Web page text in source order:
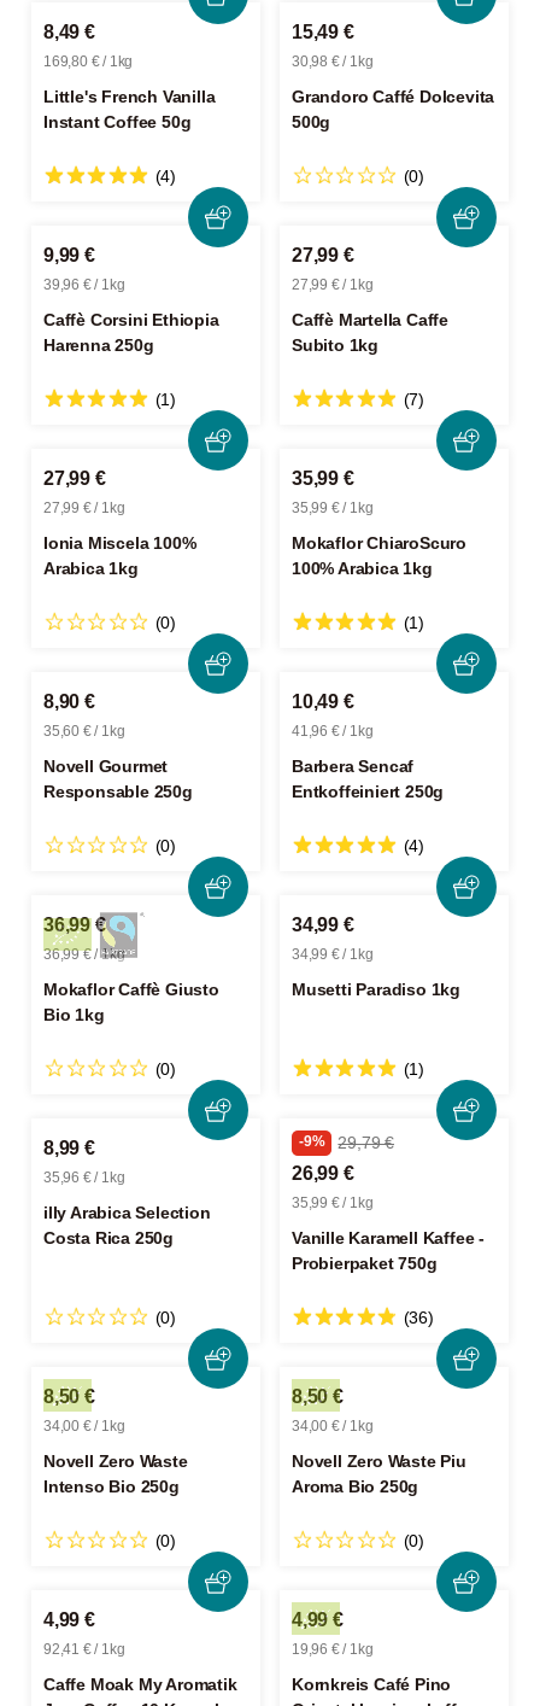
8,49 €
169,80 € / 1kg
Little's French Vanilla
Instant Coffee 50g
(4)
15,49 €
30,98 € / 1kg
Grandoro Caffé Dolcevita
500g
(0)
9,99 €
39,96 € / 1kg
Caffè Corsini Ethiopia
Harenna 250g
(1)
27,99 €
27,99 € / 1kg
Caffè Martella Caffe
Subito 1kg
(7)
27,99 €
27,99 € / 1kg
Ionia Miscela 100%
Arabica 1kg
(0)
35,99 €
35,99 € / 1kg
Mokaflor ChiaroScuro
100% Arabica 1kg
(1)
8,90 €
35,60 € / 1kg
Novell Gourmet
Responsable 250g
(0)
10,49 €
41,96 € / 1kg
Barbera Sencaf
Entkoffeiniert 250g
(4)
36,99 €
36,99 € / 1kg
Mokaflor Caffè Giusto
Bio 1kg
(0)
34,99 €
34,99 € / 1kg
Musetti Paradiso 1kg
(1)
8,99 €
35,96 € / 1kg
illy Arabica Selection
Costa Rica 250g
(0)
-9% 29,79 €
26,99 €
35,99 € / 1kg
Vanille Karamell Kaffee -
Probierpaket 750g
(36)
8,50 €
34,00 € / 1kg
Novell Zero Waste
Intenso Bio 250g
(0)
8,50 €
34,00 € / 1kg
Novell Zero Waste Piu
Aroma Bio 250g
(0)
4,99 €
92,41 € / 1kg
Caffe Moak My Aromatik
4,99 €
19,96 € / 1kg
Kornkreis Café Pino